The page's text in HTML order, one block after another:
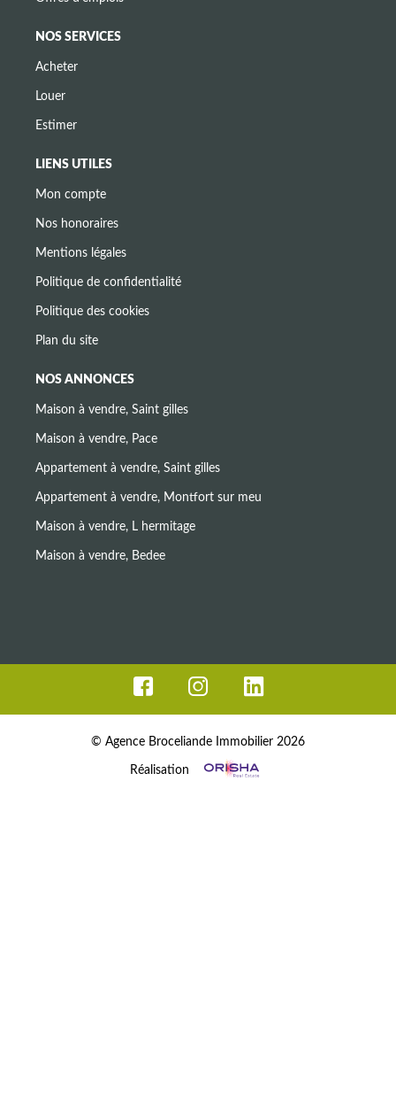
NOS SERVICES
Acheter
Louer
Estimer
LIENS UTILES
Mon compte
Nos honoraires
Mentions légales
Politique de confidentialité
Politique des cookies
Plan du site
NOS ANNONCES
Maison à vendre, Saint gilles
Maison à vendre, Pace
Appartement à vendre, Saint gilles
Appartement à vendre, Montfort sur meu
Maison à vendre, L hermitage
Maison à vendre, Bedee
© Agence Broceliande Immobilier 2026
Réalisation